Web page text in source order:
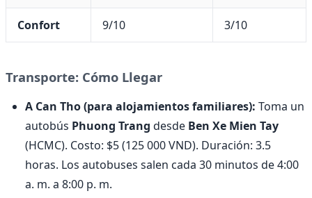
Confort 9/10 3/10
Transporte: Cómo Llegar
A Can Tho (para alojamientos familiares): Toma un
autobús Phuong Trang desde Ben Xe Mien Tay
(HCMC). Costo: $5 (125 000 VND). Duración: 3.5
horas. Los autobuses salen cada 30 minutos de 4:00
a. m. a 8:00 p. m.